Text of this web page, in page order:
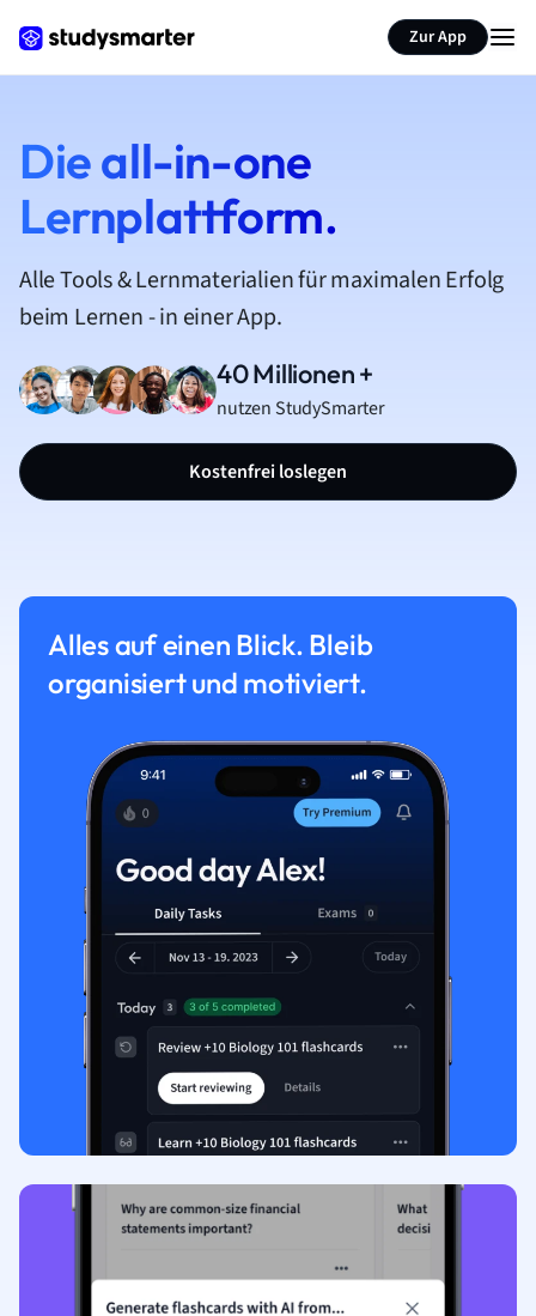
Zur App
Die all-in-one
Lernplattform.
Alle Tools & Lernmaterialien für maximalen Erfolg
beim Lernen - in einer App.
40 Millionen +
nutzen StudySmarter
Kostenfrei loslegen
Alles auf einen Blick. Bleib
organisiert und motiviert.